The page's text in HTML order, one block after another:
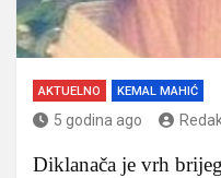
AKTUELNO KEMAL MAHIĆ
5 godina ago
Diklanača je vrh